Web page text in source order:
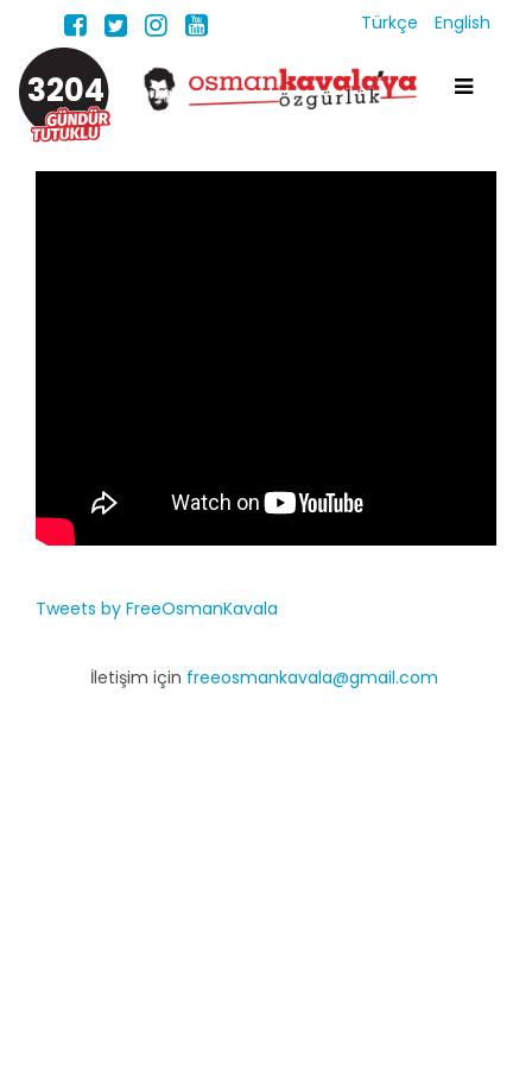
Türkçe English
3204
Tweets by FreeOsmanKavala
İletişim için freeosmankavala@gmail.com